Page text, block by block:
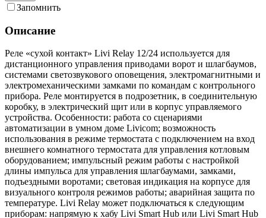
Запомнить
Описание
Реле «сухой контакт» Livi Relay 12/24 используется для
дистанционного управления приводами ворот и шлагбаумов,
системами светозвукового оповещения, электромагнитными и
электромеханическими замками по командам с контрольного
прибора. Реле монтируется в подрозетник, в соединительную
коробку, в электрический щит или в корпус управляемого
устройства. Особенности: работа со сценариями
автоматизации в умном доме Livicom; возможность
использования в режиме термостата с подключением на вход
внешнего комнатного термостата для управления котловым
оборудованием; импульсный режим работы с настройкой
длины импульса для управления шлагбаумами, замками,
подъездными воротами; световая индикация на корпусе для
визуального контроля режимов работы; аварийная защита по
температуре. Livi Relay может подключаться к следующим
приборам: напрямую к хабу Livi Smart Hub или Livi Smart Hub